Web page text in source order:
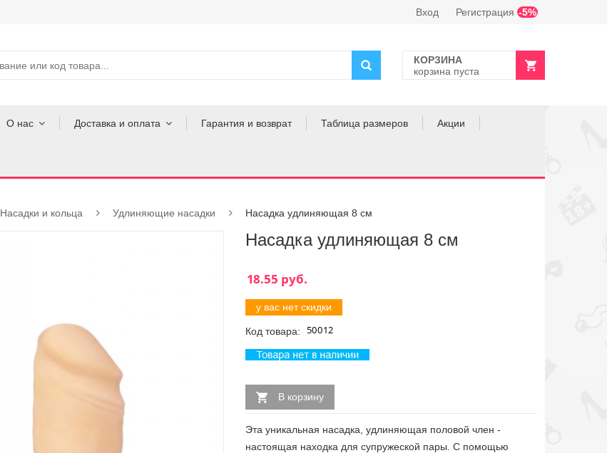
Вход Регистрация -5%
КОРЗИНА
корзина пуста
О нас Доставка и оплата Гарантия и возврат Таблица размеров Акции
Насадки и кольца Удлиняющие насадки Насадка удлиняющая 8 см
Насадка удлиняющая 8 см
у вас нет скидки
Код товара:
В корзину
Эта уникальная насадка, удлиняющая половой член -
настоящая находка для супружеской пары. С помощью